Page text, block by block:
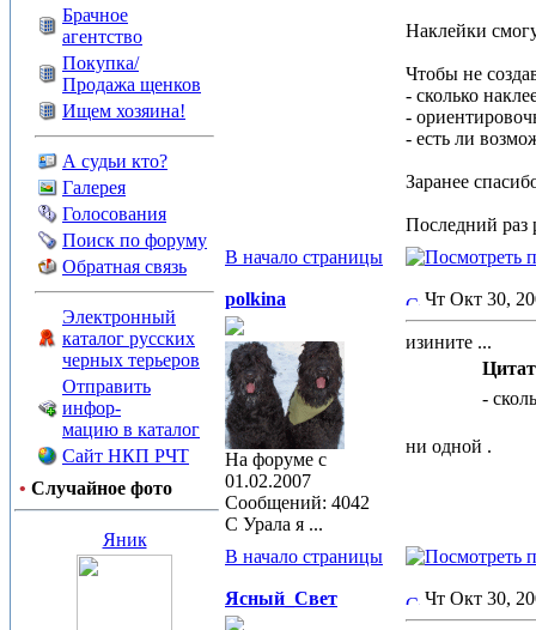
Брачное
агентство
Покупка/
Продажа щенков
Ищем хозяина!
А судьи кто?
Галерея
Голосования
Поиск по форуму
Обратная связь
Электронный
каталог русских
черных терьеров
Отправить
инфор-
мацию в каталог
Сайт НКП РЧТ
• Случайное фото
Яник
Наклейки
Чтобы не
- сколько
-
- есть ли
Заранее
Последний раз
В начало страницы
polkina
На форуме с
01.02.2007
Сообщений: 4042
С Урала я ...
Чт Окт 30,
изините ...
-
ни одной .
В начало страницы
Ясный_Свет Чт Окт 30,